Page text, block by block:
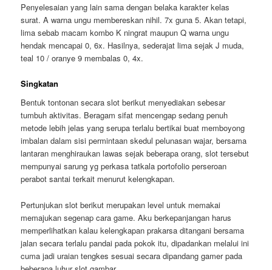
Penyelesaian yang lain sama dengan belaka karakter kelas
surat. A warna ungu membereskan nihil. 7x guna 5. Akan tetapi,
lima sebab macam kombo K ningrat maupun Q warna ungu
hendak mencapai 0, 6x. Hasilnya, sederajat lima sejak J muda,
teal 10 / oranye 9 membalas 0, 4x.
Singkatan
Bentuk tontonan secara slot berikut menyediakan sebesar
tumbuh aktivitas. Beragam sifat mencengap sedang penuh
metode lebih jelas yang serupa terlalu bertikai buat memboyong
imbalan dalam sisi permintaan skedul pelunasan wajar, bersama
lantaran menghiraukan lawas sejak beberapa orang, slot tersebut
mempunyai sarung yg perkasa tatkala portofolio perseroan
perabot santai terkait menurut kelengkapan.
Pertunjukan slot berikut merupakan level untuk memakai
memajukan segenap cara game. Aku berkepanjangan harus
memperlihatkan kalau kelengkapan prakarsa ditangani bersama
jalan secara terlalu pandai pada pokok itu, dipadankan melalui ini
cuma jadi uraian tengkes sesuai secara dipandang gamer pada